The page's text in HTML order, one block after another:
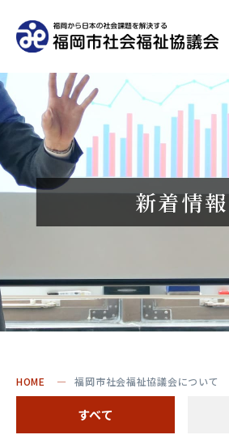
新着情報
HOME 福岡市社会福祉協議会について
すべて